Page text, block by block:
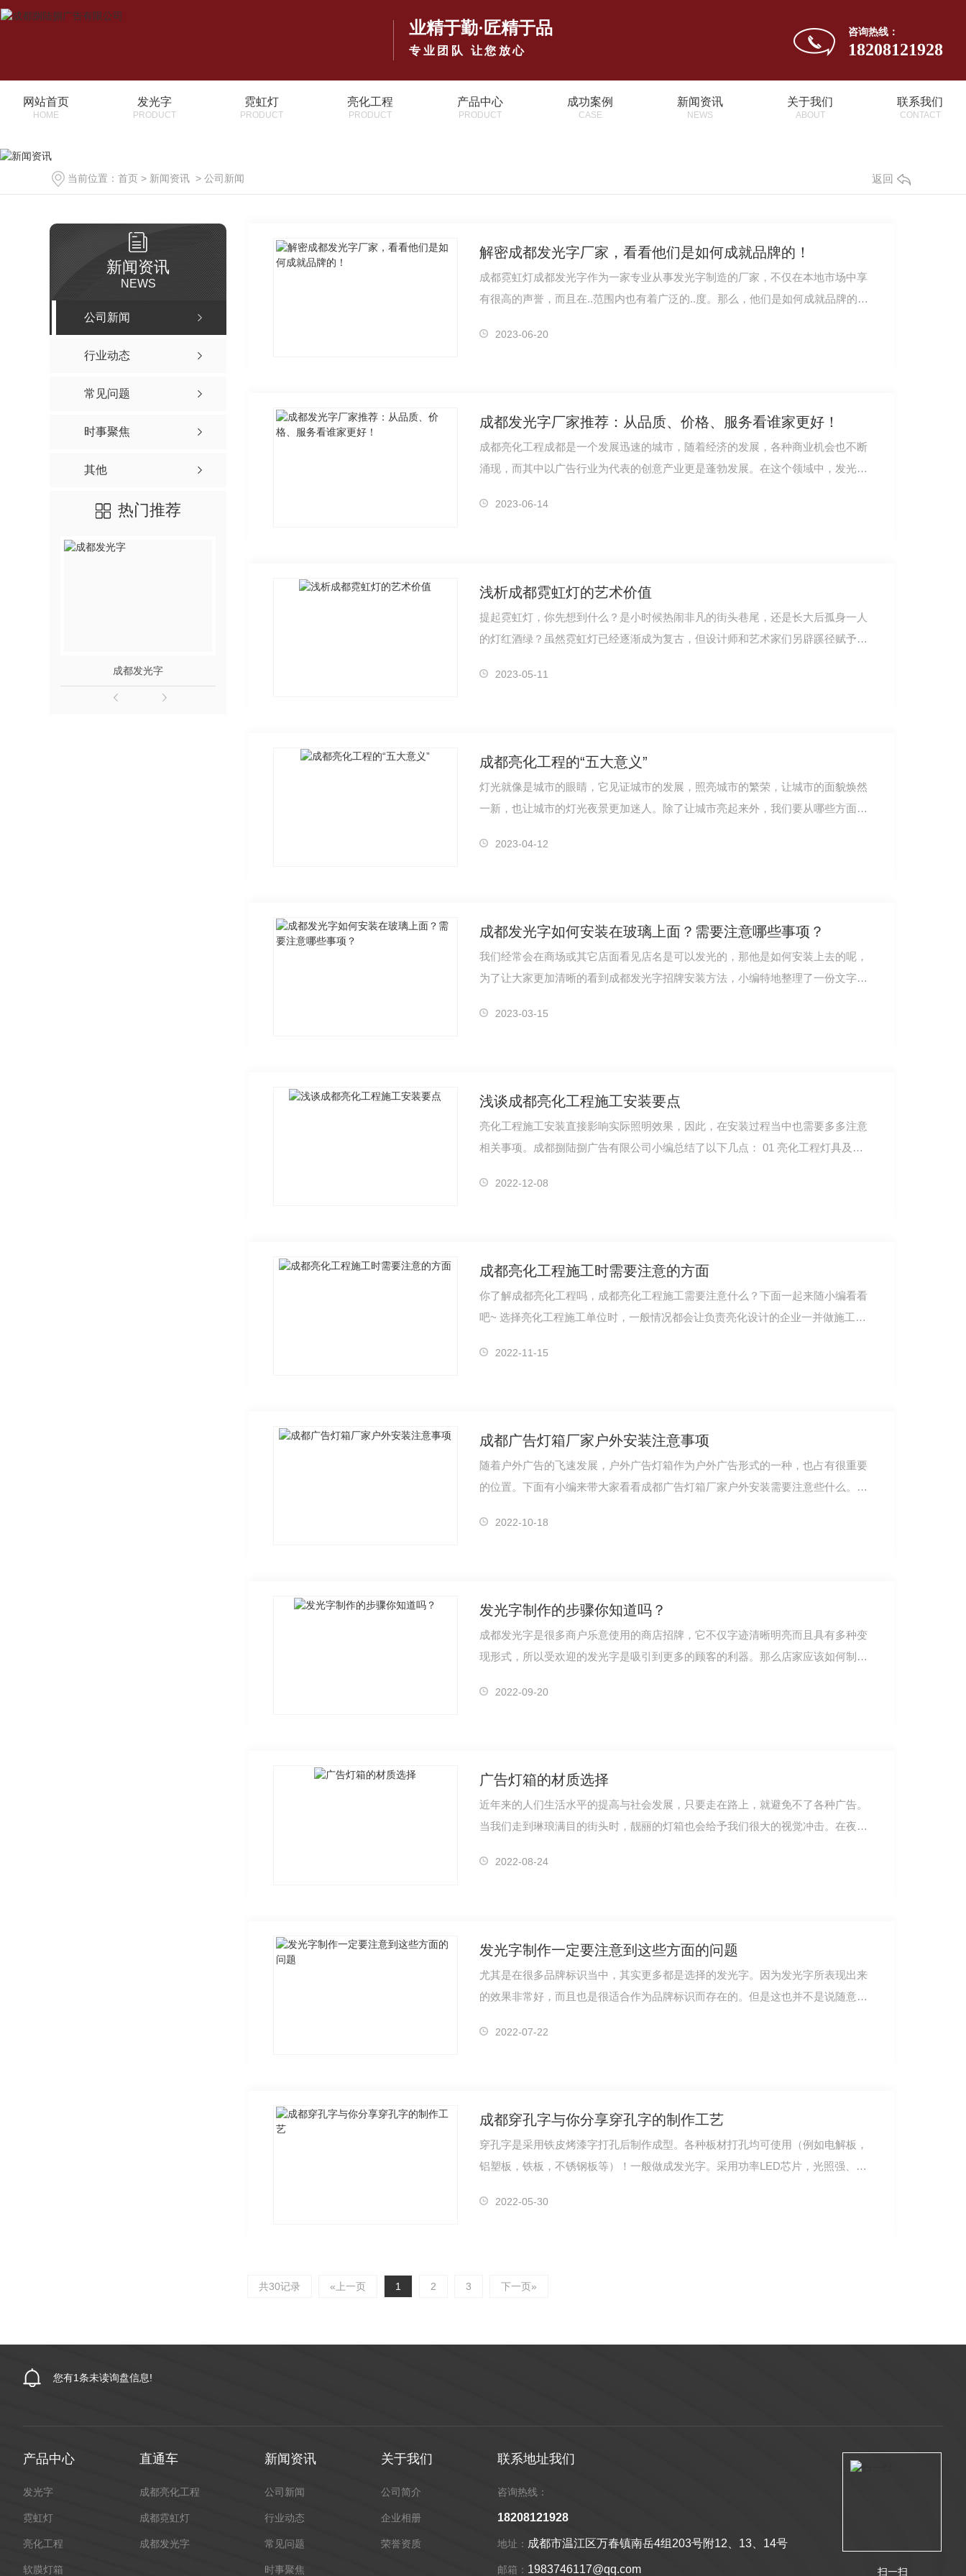
业精于勤·匠精于品
专业团队 让您放心
咨询热线：
18208121928
网站首页
HOME
发光字
PRODUCT
霓虹灯
PRODUCT
亮化工程
PRODUCT
产品中心
PRODUCT
成功案例
CASE
新闻资讯
NEWS
关于我们
ABOUT
联系我们
CONTACT
当前位置： 首页 > 新闻资讯 > 公司新闻 返回
新闻资讯
NEWS
公司新闻
行业动态
常见问题
时事聚焦
其他
热门推荐
成都发光字 成都亮化工程
解密成都发光字厂家，看看他们是如何成就品牌的！
成都霓虹灯成都发光字作为一家专业从事发光字制造的厂家，不仅在本地市场中享
有很高的声誉，而且在..范围内也有着广泛的..度。那么，他们是如何成就品牌的
2023-06-20
成都发光字厂家推荐：从品质、价格、服务看谁家更好！
成都亮化工程成都是一个发展迅速的城市，随着经济的发展，各种商业机会也不断
涌现，而其中以广告行业为代表的创意产业更是蓬勃发展。在这个领域中，发光字
2023-06-14
浅析成都霓虹灯的艺术价值
提起霓虹灯，你先想到什么？是小时候热闹非凡的街头巷尾，还是长大后孤身一人
的灯红酒绿？虽然霓虹灯已经逐渐成为复古，但设计师和艺术家们另辟蹊径赋予了
2023-05-11
成都亮化工程的“五大意义”
灯光就像是城市的眼睛，它见证城市的发展，照亮城市的繁荣，让城市的面貌焕然
一新，也让城市的灯光夜景更加迷人。除了让城市亮起来外，我们要从哪些方面让
2023-04-12
成都发光字如何安装在玻璃上面？需要注意哪些事项？
我们经常会在商场或其它店面看见店名是可以发光的，那他是如何安装上去的呢，
为了让大家更加清晰的看到成都发光字招牌安装方法，小编特地整理了一份文字
2023-03-15
浅谈成都亮化工程施工安装要点
亮化工程施工安装直接影响实际照明效果，因此，在安装过程当中也需要多多注意
相关事项。成都捌陆捌广告有限公司小编总结了以下几点： 01 亮化工程灯具及…
2022-12-08
成都亮化工程施工时需要注意的方面
你了解成都亮化工程吗，成都亮化工程施工需要注意什么？下面一起来随小编看看
吧~ 选择亮化工程施工单位时，一般情况都会让负责亮化设计的企业一并做施工，
2022-11-15
成都广告灯箱厂家户外安装注意事项
随着户外广告的飞速发展，户外广告灯箱作为户外广告形式的一种，也占有很重要
的位置。下面有小编来带大家看看成都广告灯箱厂家户外安装需要注意些什么。
2022-10-18
发光字制作的步骤你知道吗？
成都发光字是很多商户乐意使用的商店招牌，它不仅字迹清晰明亮而且具有多种变
现形式，所以受欢迎的发光字是吸引到更多的顾客的利器。那么店家应该如何制作
2022-09-20
广告灯箱的材质选择
近年来的人们生活水平的提高与社会发展，只要走在路上，就避免不了各种广告。
当我们走到琳琅满目的街头时，靓丽的灯箱也会给予我们很大的视觉冲击。在夜
2022-08-24
发光字制作一定要注意到这些方面的问题
尤其是在很多品牌标识当中，其实更多都是选择的发光字。因为发光字所表现出来
的效果非常好，而且也是很适合作为品牌标识而存在的。但是这也并不是说随意的
2022-07-22
成都穿孔字与你分享穿孔字的制作工艺
穿孔字是采用铁皮烤漆字打孔后制作成型。各种板材打孔均可使用（例如电解板，
铝塑板，铁板，不锈钢板等）！一般做成发光字。采用功率LED芯片，光照强、光
2022-05-30
共30记录 «上一页 1 2 3 下一页»
您有1条未读询盘信息!
产品中心
发光字
霓虹灯
亮化工程
软膜灯箱
直通车
成都亮化工程
成都霓虹灯
成都发光字
新闻资讯
公司新闻
行业动态
常见问题
时事聚焦
关于我们
公司简介
企业相册
荣誉资质
联系地址我们
咨询热线：
18208121928
地址： 成都市温江区万春镇南岳4组203号附12、13、14号
邮箱： 1983746117@qq.com 扫一扫